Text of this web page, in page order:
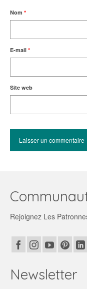
Nom *
E-mail *
Site web
Rejoignez Les
Newsletter